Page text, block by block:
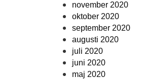
november 2020
oktober 2020
september 2020
augusti 2020
juli 2020
juni 2020
maj 2020